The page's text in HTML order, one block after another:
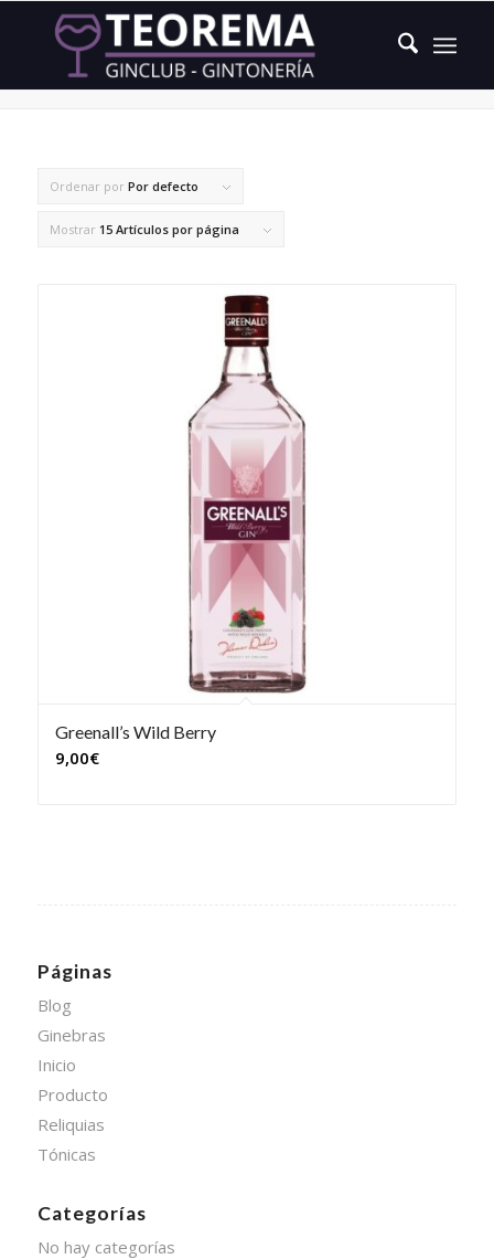
afrutado y más dulzón
Ordenar por Por defecto
Mostrar 15 Artículos por página
Greenall’s Wild Berry
9,00€
Páginas
Blog
Ginebras
Inicio
Producto
Reliquias
Tónicas
Categorías
No hay categorías